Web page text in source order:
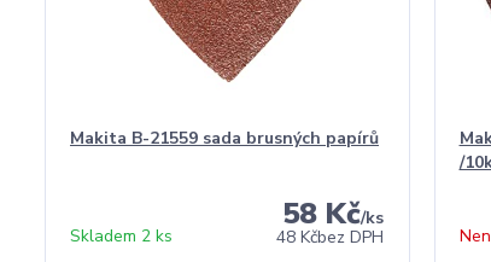
Makita B-21559 sada brusných papírů
58 Kč/ks
48 Kčbez DPH
Skladem 2 ks
/